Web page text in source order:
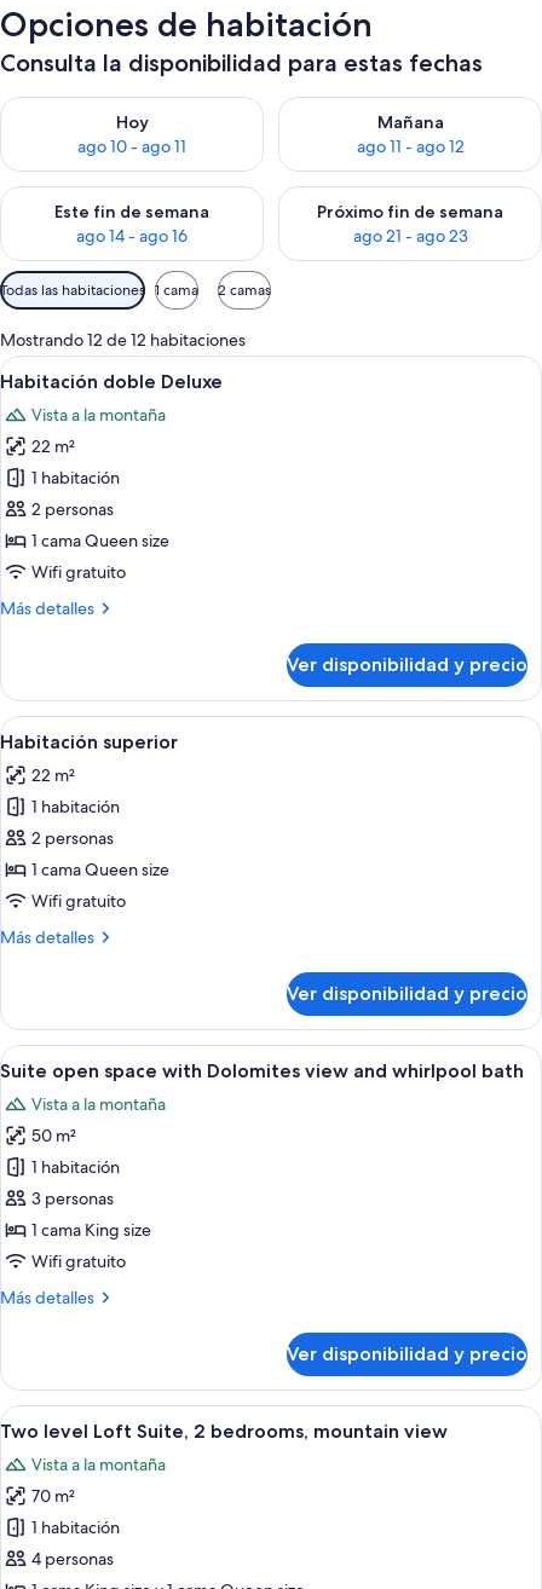
Opciones de habitación
Consulta la disponibilidad para estas fechas
Hoy
ago 10 - ago 11
Consulta la disponibilidad para hoy ago 10 - ago 11
Mañana
ago 11 - ago 12
Consulta la disponibilidad
Este fin de semana
ago 14 - ago 16
Consulta la disponibilidad para este fin de semana ago 14 -
Próximo fin de semana
ago 21 - ago 23
Consulta la disponibilidad
Filtros
disponibles
para
las
habitaciones
Todas las habitaciones 1 cama 2 camas
Mostrando 12 de 12 habitaciones
Ver
todas
las
fotos
de
Habitación
doble
Deluxe
Una habitación con paneles de
5
Habitación doble Deluxe
Vista a la montaña
22 m²
1 habitación
2 personas
1 cama Queen size
Wifi gratuito
Más detalles
Más
doble
Deluxe
Ver disponibilidad y precio
Ver
todas
las
fotos
de
Habitación
superior
Una cabaña de madera con una
4
Habitación superior
22 m²
1 habitación
2 personas
1 cama Queen size
Wifi gratuito
Más detalles
Más
superior
Ver disponibilidad y precio
Ver
todas
las
fotos
de
Suite
open
space
Dolomites
whirlpool
bath
Una habitación de hotel moderna
10
Suite open space with Dolomites view and whirlpool bath
Vista a la montaña
50 m²
1 habitación
3 personas
1 cama King size
Wifi gratuito
Más detalles
Más
open
space
with
view
and
whirlpool
bath
Ver disponibilidad y precio
Ver
todas
las
fotos
de
Two
Un interior de madera con una
5
Two level Loft Suite, 2 bedrooms, mountain view
Vista a la montaña
70 m²
1 habitación
4 personas